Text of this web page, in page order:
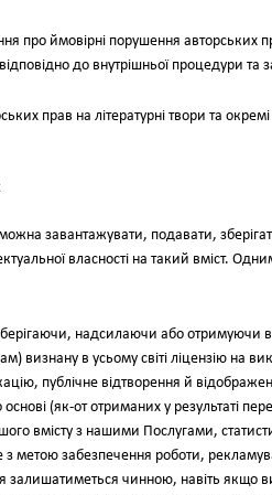
про ймовірні порушення авторських
до внутрішньої процедури та
прав на літературні твори та
завантажувати, подавати,
власності на такий вміст.
надсилаючи або отримуючи
визнану в усьому світі ліцензію на
публічне відтворення й
основі (як-от отриманих у результаті
вмісту з нашими Послугами,
з метою забезпечення роботи,
залишатиметься чинною, навіть